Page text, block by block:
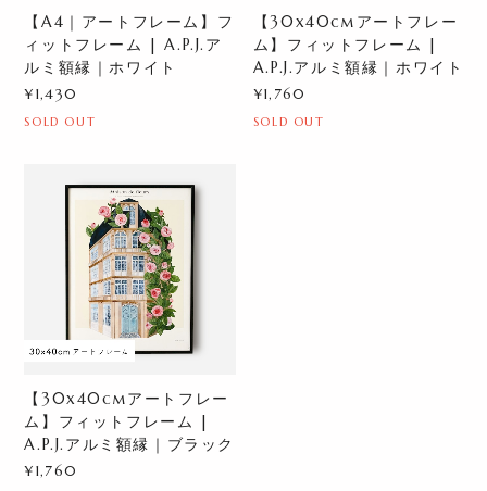
【A4｜アートフレーム】フ
ィットフレーム | A.P.J.ア
ルミ額縁｜ホワイト
¥1,430
SOLD OUT
【30x40cmアートフレー
ム】フィットフレーム |
A.P.J.アルミ額縁｜ホワイト
¥1,760
SOLD OUT
【30x40cmアートフレー
ム】フィットフレーム |
A.P.J.アルミ額縁｜ブラック
¥1,760